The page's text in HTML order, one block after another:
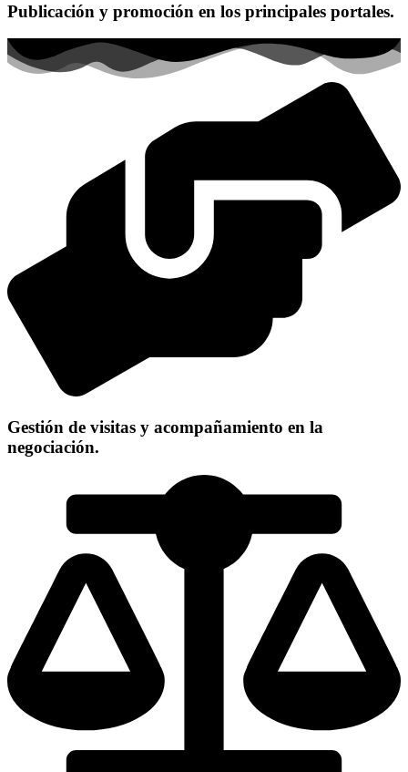
Publicación y promoción en los principales portales.
Gestión de visitas y acompañamiento en la
negociación.